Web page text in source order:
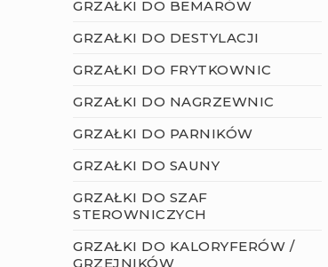
GRZAŁKI DO BEMARÓW
GRZAŁKI DO DESTYLACJI
GRZAŁKI DO FRYTKOWNIC
GRZAŁKI DO NAGRZEWNIC
GRZAŁKI DO PARNIKÓW
GRZAŁKI DO SAUNY
GRZAŁKI DO SZAF
STEROWNICZYCH
GRZAŁKI DO KALORYFERÓW /
GRZEJNIKÓW